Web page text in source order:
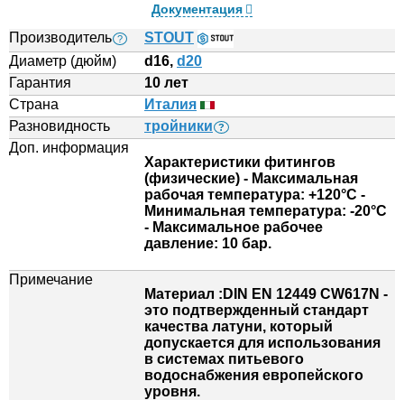
Документация
Производитель ?
STOUT
Диаметр (дюйм)
d16, d20
Гарантия
10 лет
Страна
Италия
Разновидность
тройники ?
Доп. информация
Характеристики фитингов
(физические) - Максимальная
рабочая температура: +120°С -
Минимальная температура: -20°С
- Максимальное рабочее
давление: 10 бар.
Примечание
Материал :DIN EN 12449 CW617N -
это подтвержденный стандарт
качества латуни, который
допускается для использования
в системах питьевого
водоснабжения европейского
уровня.